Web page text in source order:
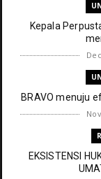
Kepala
BRAVO menuju
EKSISTENSI